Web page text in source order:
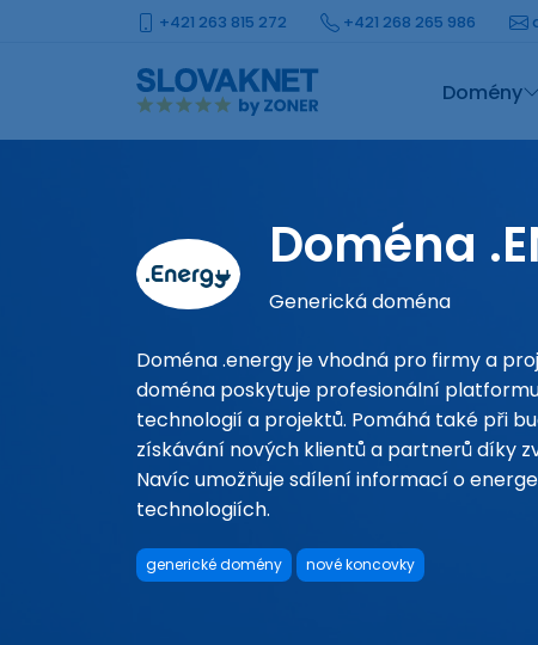
+421 263 815 272 +421 268 265 986
Domény
Doména
Generická doména
Doména .energy je vhodná pro firmy a
doména poskytuje profesionální
technologií a projektů. Pomáhá také při
získávání nových klientů a partnerů díky
Navíc umožňuje sdílení informací o
technologiích.
generické domény nové koncovky